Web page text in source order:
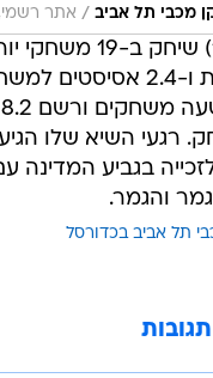
מכבי תל אביב / אתר
דאוטין (29, 1.91) שיחק
ורשם 8.1 נקודות ו-2.4
רגעי השיא שלו
בגביע המדינה
והגמר.
תל אביב בכדורסל